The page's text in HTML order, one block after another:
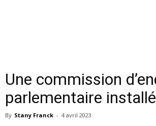
Une commission
parlementaire
By Stany Franck - 4 avril 2023